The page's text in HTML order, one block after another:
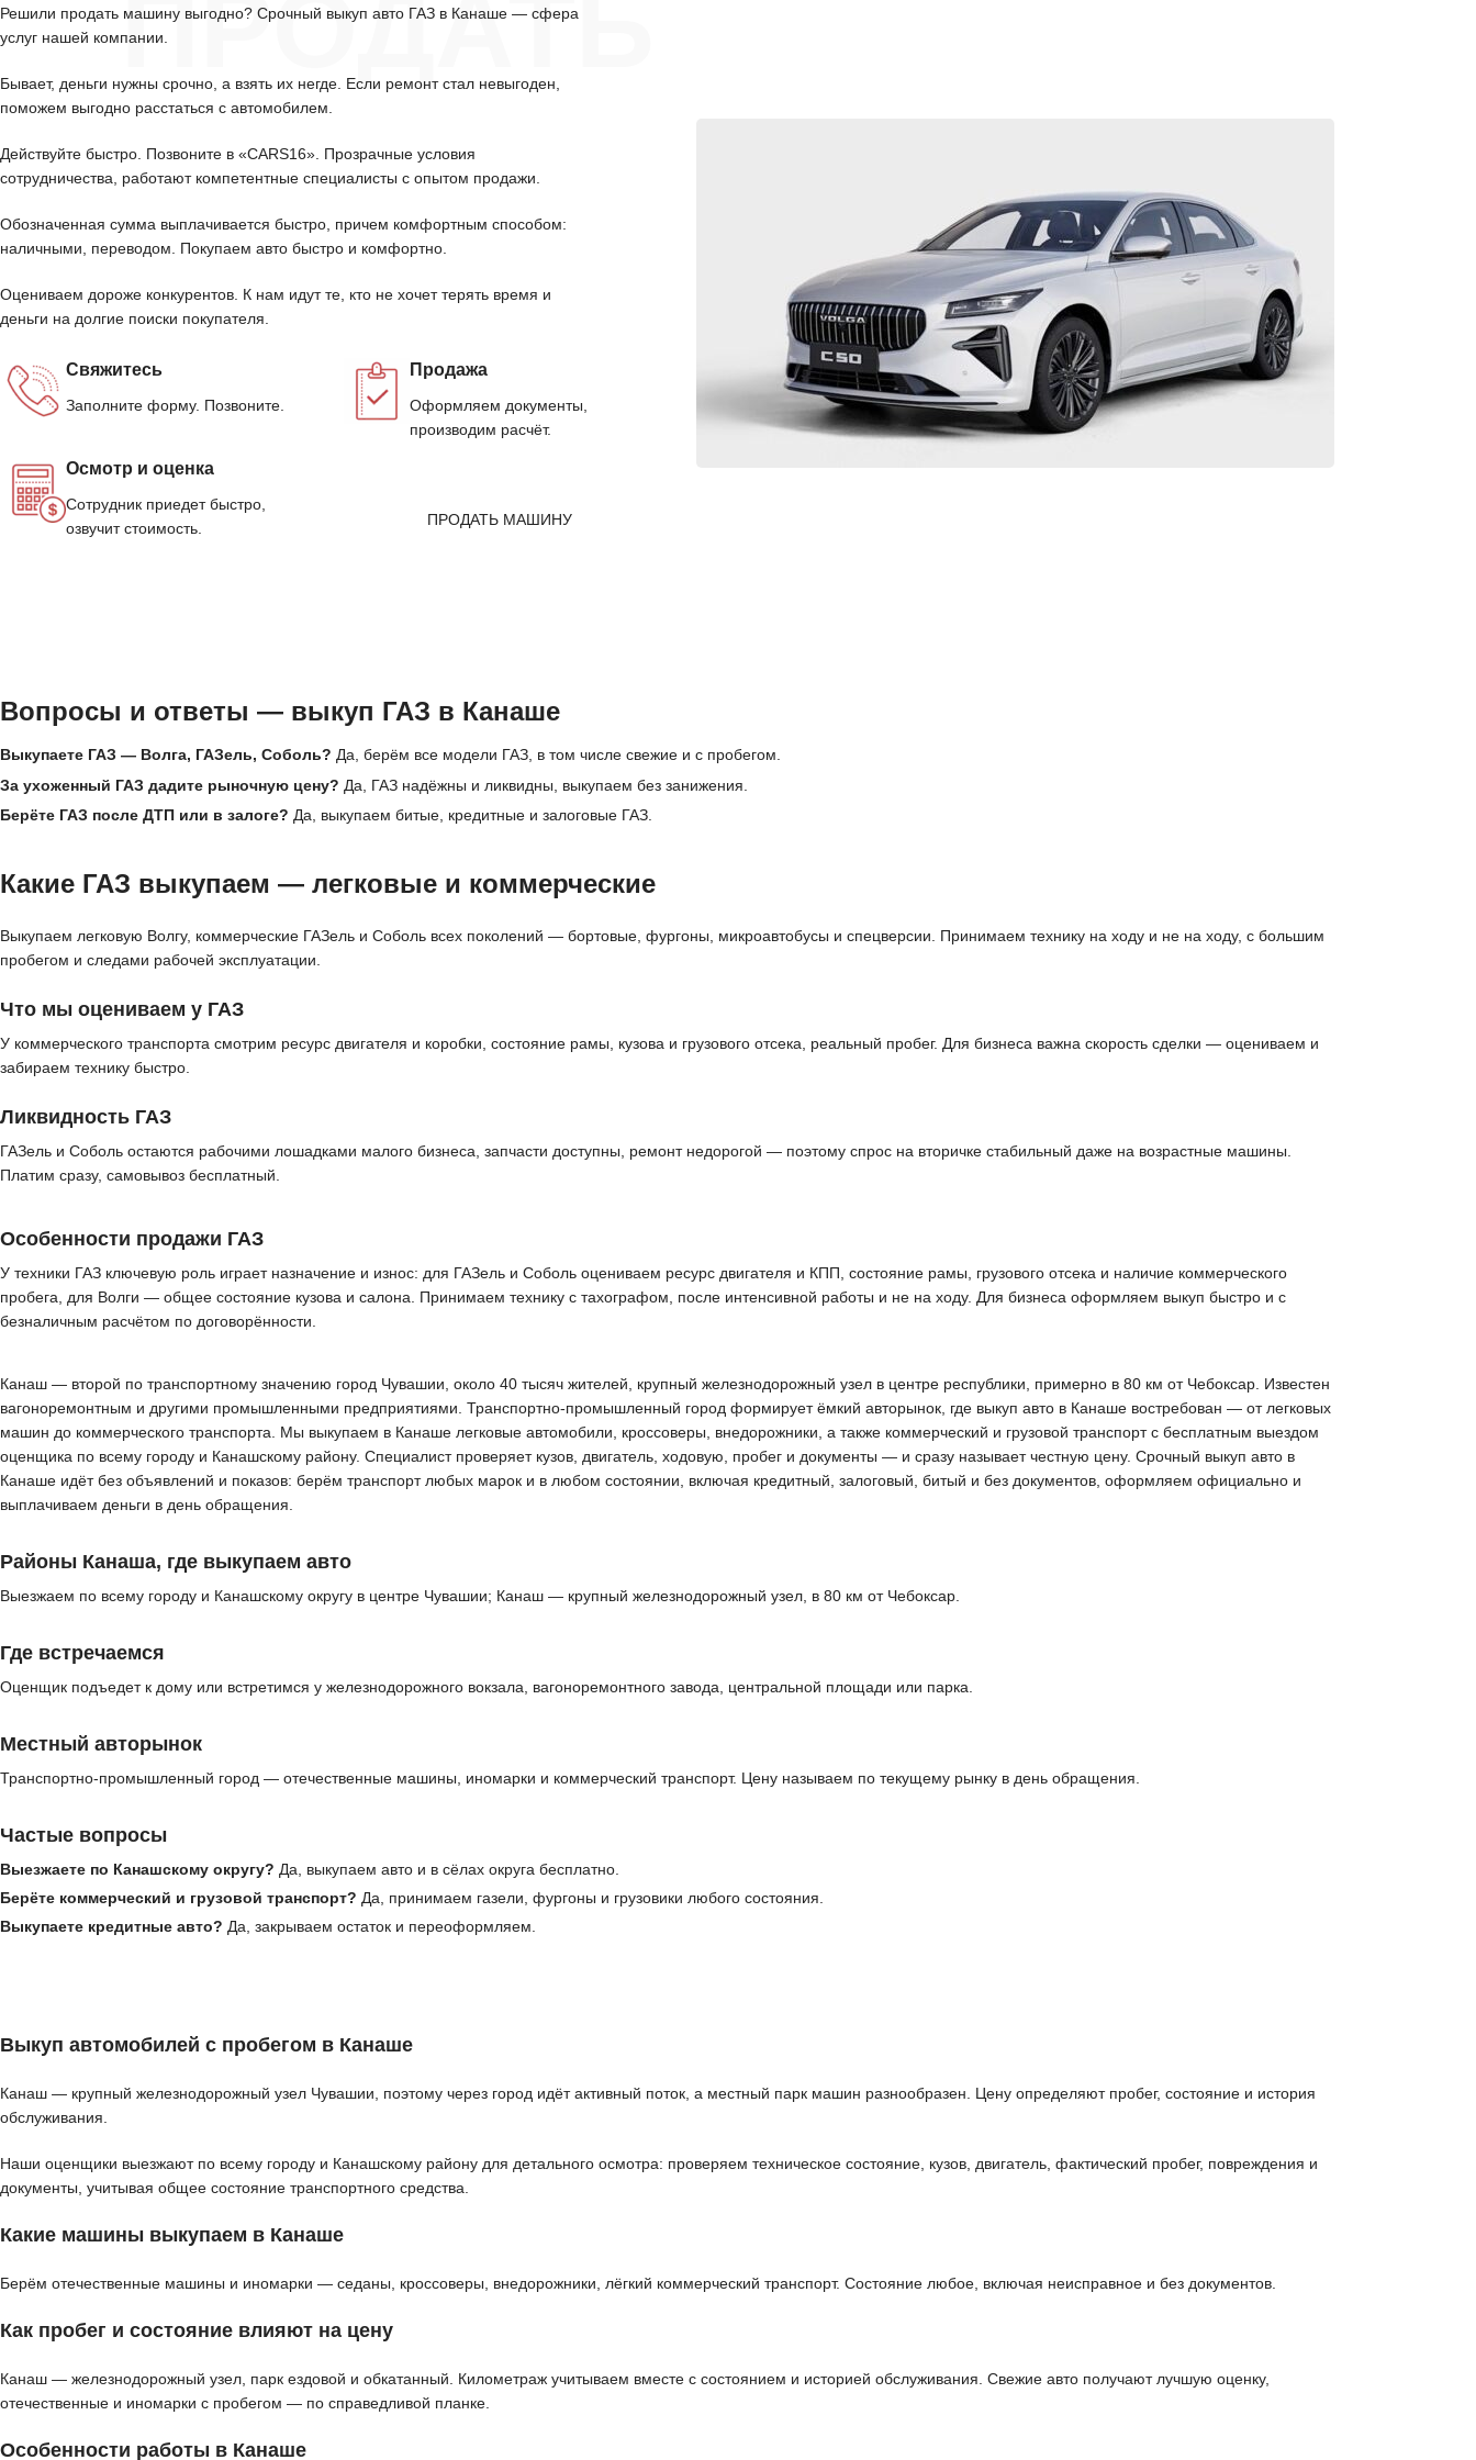
ПРОДАТЬ
Решили продать машину выгодно? Срочный выкуп авто ГАЗ в Канаше — сфера
услуг нашей компании.
Бывает, деньги нужны срочно, а взять их негде. Если ремонт стал невыгоден,
поможем выгодно расстаться с автомобилем.
Действуйте быстро. Позвоните в «CARS16». Прозрачные условия
сотрудничества, работают компетентные специалисты с опытом продажи.
Обозначенная сумма выплачивается быстро, причем комфортным способом:
наличными, переводом. Покупаем авто быстро и комфортно.
Оцениваем дороже конкурентов. К нам идут те, кто не хочет терять время и
деньги на долгие поиски покупателя.
Свяжитесь
Заполните форму. Позвоните.
Осмотр и оценка
Сотрудник приедет быстро,
озвучит стоимость.
Продажа
Оформляем документы,
производим расчёт.
ПРОДАТЬ МАШИНУ
Вопросы и ответы — выкуп ГАЗ в Канаше
Выкупаете ГАЗ — Волга, ГАЗель, Соболь? Да, берём все модели ГАЗ, в том числе свежие и с пробегом.
За ухоженный ГАЗ дадите рыночную цену? Да, ГАЗ надёжны и ликвидны, выкупаем без занижения.
Берёте ГАЗ после ДТП или в залоге? Да, выкупаем битые, кредитные и залоговые ГАЗ.
Какие ГАЗ выкупаем — легковые и коммерческие
Выкупаем легковую Волгу, коммерческие ГАЗель и Соболь всех поколений — бортовые, фургоны, микроавтобусы и спецверсии. Принимаем технику на ходу и не на ходу, с большим
пробегом и следами рабочей эксплуатации.
Что мы оцениваем у ГАЗ
У коммерческого транспорта смотрим ресурс двигателя и коробки, состояние рамы, кузова и грузового отсека, реальный пробег. Для бизнеса важна скорость сделки — оцениваем и
забираем технику быстро.
Ликвидность ГАЗ
ГАЗель и Соболь остаются рабочими лошадками малого бизнеса, запчасти доступны, ремонт недорогой — поэтому спрос на вторичке стабильный даже на возрастные машины.
Платим сразу, самовывоз бесплатный.
Особенности продажи ГАЗ
У техники ГАЗ ключевую роль играет назначение и износ: для ГАЗель и Соболь оцениваем ресурс двигателя и КПП, состояние рамы, грузового отсека и наличие коммерческого
пробега, для Волги — общее состояние кузова и салона. Принимаем технику с тахографом, после интенсивной работы и не на ходу. Для бизнеса оформляем выкуп быстро и с
безналичным расчётом по договорённости.
Канаш — второй по транспортному значению город Чувашии, около 40 тысяч жителей, крупный железнодорожный узел в центре республики, примерно в 80 км от Чебоксар. Известен
вагоноремонтным и другими промышленными предприятиями. Транспортно-промышленный город формирует ёмкий авторынок, где выкуп авто в Канаше востребован — от легковых
машин до коммерческого транспорта. Мы выкупаем в Канаше легковые автомобили, кроссоверы, внедорожники, а также коммерческий и грузовой транспорт с бесплатным выездом
оценщика по всему городу и Канашскому району. Специалист проверяет кузов, двигатель, ходовую, пробег и документы — и сразу называет честную цену. Срочный выкуп авто в
Канаше идёт без объявлений и показов: берём транспорт любых марок и в любом состоянии, включая кредитный, залоговый, битый и без документов, оформляем официально и
выплачиваем деньги в день обращения.
Районы Канаша, где выкупаем авто
Выезжаем по всему городу и Канашскому округу в центре Чувашии; Канаш — крупный железнодорожный узел, в 80 км от Чебоксар.
Где встречаемся
Оценщик подъедет к дому или встретимся у железнодорожного вокзала, вагоноремонтного завода, центральной площади или парка.
Местный авторынок
Транспортно-промышленный город — отечественные машины, иномарки и коммерческий транспорт. Цену называем по текущему рынку в день обращения.
Частые вопросы
Выезжаете по Канашскому округу? Да, выкупаем авто и в сёлах округа бесплатно.
Берёте коммерческий и грузовой транспорт? Да, принимаем газели, фургоны и грузовики любого состояния.
Выкупаете кредитные авто? Да, закрываем остаток и переоформляем.
Выкуп автомобилей с пробегом в Канаше
Канаш — крупный железнодорожный узел Чувашии, поэтому через город идёт активный поток, а местный парк машин разнообразен. Цену определяют пробег, состояние и история
обслуживания.
Наши оценщики выезжают по всему городу и Канашскому району для детального осмотра: проверяем техническое состояние, кузов, двигатель, фактический пробег, повреждения и
документы, учитывая общее состояние транспортного средства.
Какие машины выкупаем в Канаше
Берём отечественные машины и иномарки — седаны, кроссоверы, внедорожники, лёгкий коммерческий транспорт. Состояние любое, включая неисправное и без документов.
Как пробег и состояние влияют на цену
Канаш — железнодорожный узел, парк ездовой и обкатанный. Километраж учитываем вместе с состоянием и историей обслуживания. Свежие авто получают лучшую оценку,
отечественные и иномарки с пробегом — по справедливой планке.
Особенности работы в Канаше